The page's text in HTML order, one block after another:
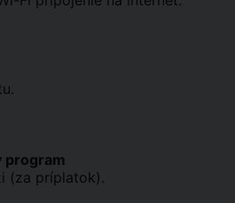
program
(za príplatok).